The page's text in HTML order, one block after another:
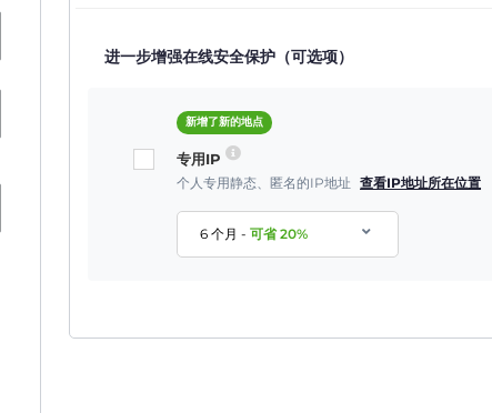
进一步增强在线安全保护（可选项）
新增了新的地点
专用IP
个人专用静态、匿名的IP地址 查看IP地址所在位置
6 个月-可省20%